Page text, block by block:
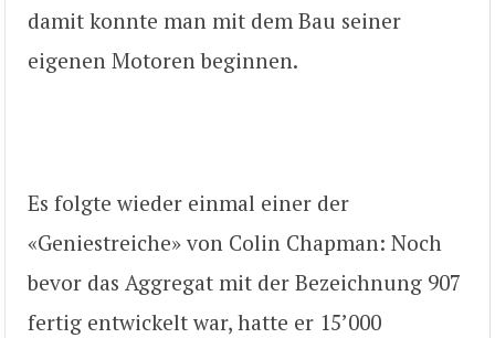
damit konnte man mit dem Bau seiner
eigenen Motoren beginnen.
Es folgte wieder einmal einer der
«Geniestreiche» von Colin Chapman: Noch
bevor das Aggregat mit der Bezeichnung 907
fertig entwickelt war, hatte er 15’000